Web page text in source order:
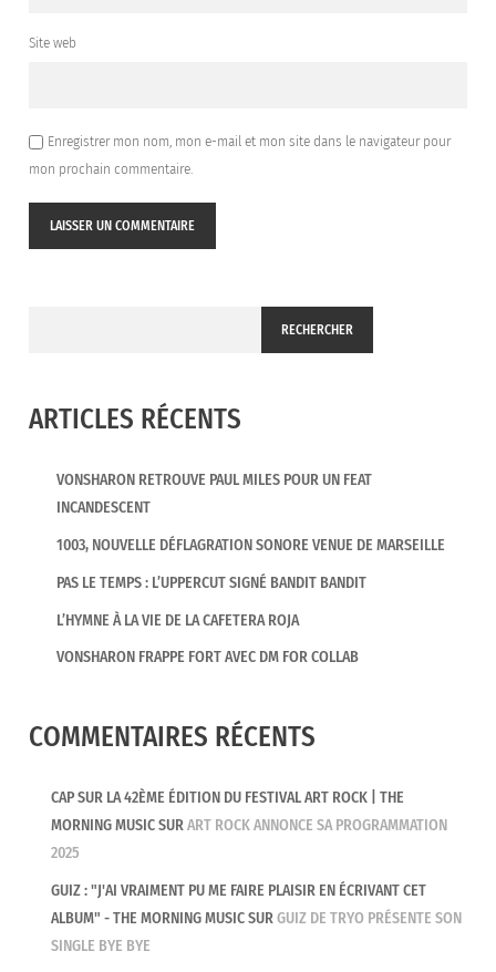
Site web
Enregistrer mon nom, mon e-mail et mon site dans le navigateur pour
mon prochain commentaire.
RECHERCHER
ARTICLES RÉCENTS
VONSHARON RETROUVE PAUL MILES POUR UN FEAT
INCANDESCENT
1003, NOUVELLE DÉFLAGRATION SONORE VENUE DE MARSEILLE
PAS LE TEMPS : L’UPPERCUT SIGNÉ BANDIT BANDIT
L’HYMNE À LA VIE DE LA CAFETERA ROJA
VONSHARON FRAPPE FORT AVEC DM FOR COLLAB
COMMENTAIRES RÉCENTS
CAP SUR LA 42ÈME ÉDITION DU FESTIVAL ART ROCK | THE
MORNING MUSICSURART ROCK ANNONCE SA PROGRAMMATION
2025
GUIZ : "J'AI VRAIMENT PU ME FAIRE PLAISIR EN ÉCRIVANT CET
ALBUM" - THE MORNING MUSICSURGUIZ DE TRYO PRÉSENTE SON
SINGLE BYE BYE